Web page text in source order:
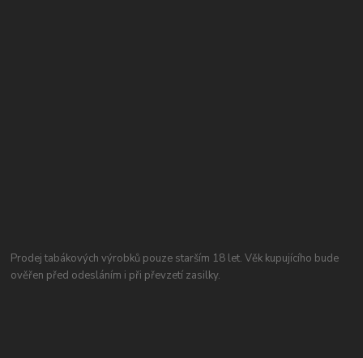
Prodej tabákových výrobků pouze starším 18 let. Věk kupujícího bude
ověřen před odesláním i při převzetí zasilky.